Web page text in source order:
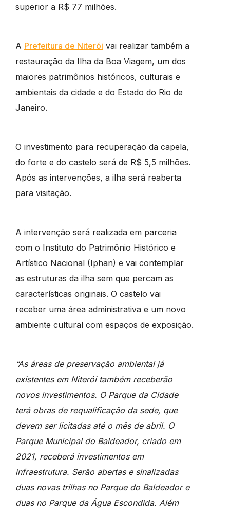
superior a R$ 77 milhões.
A Prefeitura de Niterói vai realizar também a
restauração da Ilha da Boa Viagem, um dos
maiores patrimônios históricos, culturais e
ambientais da cidade e do Estado do Rio de
Janeiro.
O investimento para recuperação da capela,
do forte e do castelo será de R$ 5,5 milhões.
Após as intervenções, a ilha será reaberta
para visitação.
A intervenção será realizada em parceria
com o Instituto do Patrimônio Histórico e
Artístico Nacional (Iphan) e vai contemplar
as estruturas da ilha sem que percam as
características originais. O castelo vai
receber uma área administrativa e um novo
ambiente cultural com espaços de exposição.
“As áreas de preservação ambiental já
existentes em Niterói também receberão
novos investimentos. O Parque da Cidade
terá obras de requalificação da sede, que
devem ser licitadas até o mês de abril. O
Parque Municipal do Baldeador, criado em
2021, receberá investimentos em
infraestrutura. Serão abertas e sinalizadas
duas novas trilhas no Parque do Baldeador e
duas no Parque da Água Escondida. Além